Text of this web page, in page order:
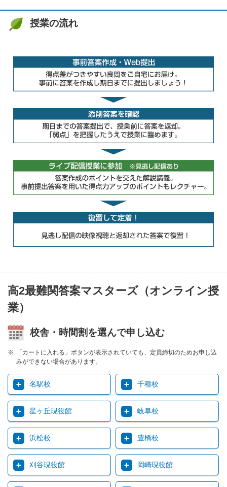
授業の流れ
高2最難関答案マスターズ（オンライン授
業）
校舎・時間割を選んで申し込む
「カートに入れる」ボタンが表示されていても、定員締切のためお申し込
みができない場合があります。
名駅校 千種校
星ヶ丘現役館 岐阜校
浜松校 豊橋校
刈谷現役館 岡崎現役館